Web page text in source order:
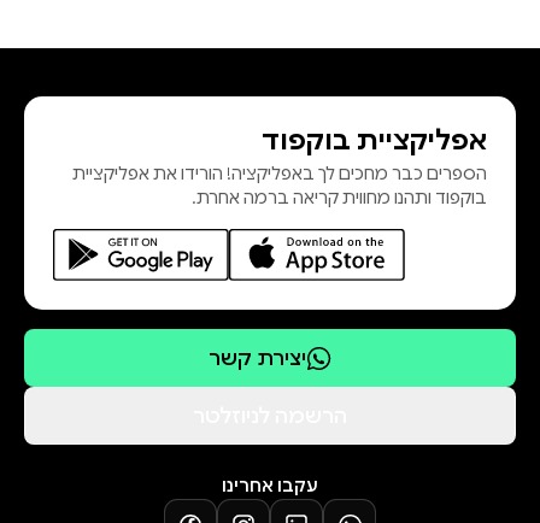
אפליקציית בוקפוד
הספרים כבר מחכים לך באפליקציה! הורידו את אפליקציית
בוקפוד ותהנו מחווית קריאה ברמה אחרת.
יצירת קשר
עקבו אחרינו